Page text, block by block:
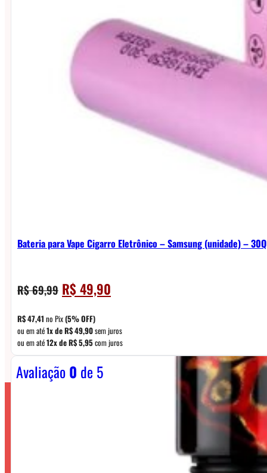
Bateria para Vape Cigarro Eletrônico – Samsung (unidade) –
R$69,99 O
preço
original
era:
R$ 69,99.
R$49,90
preço
é:
R$ 49,90.
R$47,41 no Pix(5% OFF)
ou em até1x deR$49,90sem juros
ou em até12x deR$5,95com juros
Avaliação0 de 5